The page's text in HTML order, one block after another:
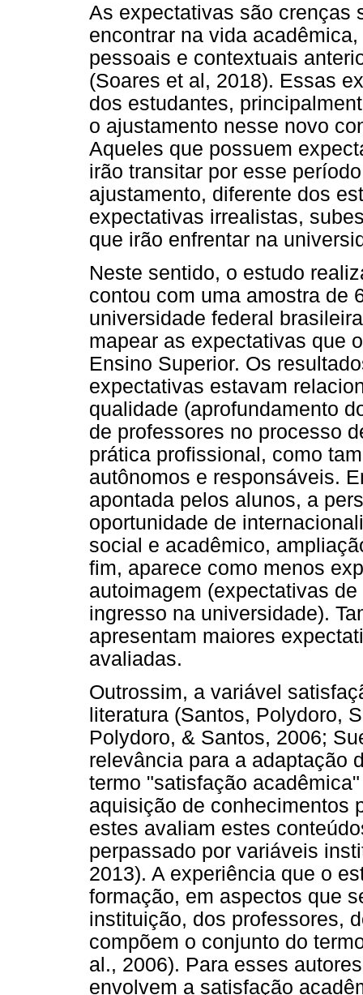
As expectativas são crenças
encontrar na vida
pessoais e contextuais
(Soares et al, 2018). Essas
dos estudantes,
o ajustamento nesse novo
Aqueles que possuem
irão transitar por esse
ajustamento, diferente dos
expectativas irrealistas,
que irão enfrentar na
Neste sentido, o estudo
contou com uma amostra de
universidade federal
mapear as expectativas que
Ensino Superior. Os
expectativas estavam
qualidade (aprofundamento
de professores no processo
prática profissional, como
autônomos e responsáveis.
apontada pelos alunos, a
oportunidade de
social e acadêmico,
fim, aparece como menos
autoimagem (expectativas
ingresso na universidade).
apresentam maiores
avaliadas.
Outrossim, a variável
literatura (Santos, Polydoro,
Polydoro, & Santos, 2006;
relevância para a adaptação
termo "satisfação
aquisição de conhecimentos
estes avaliam estes
perpassado por variáveis
2013). A experiência que o
formação, em aspectos que
instituição, dos professores,
compõem o conjunto do
al., 2006). Para esses
envolvem a satisfação